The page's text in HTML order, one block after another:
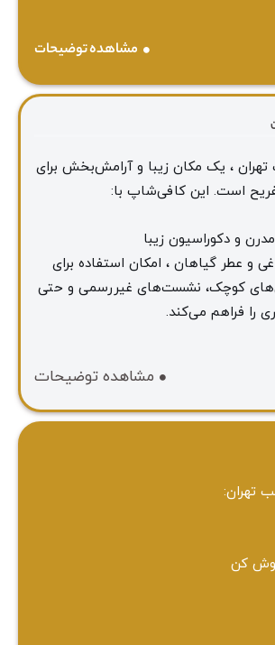
مشاهده توضیحات
، یک مکان زیبا و آرامش‌بخش برای
است. این کافی‌شاپ با:
و دکوراسیون زیبا
و عطر گیاهان ، امکان استفاده برای
کوچک، نشست‌های غیررسمی و حتی
را فراهم می‌کند.
مشاهده توضیحات
تهران:
کن